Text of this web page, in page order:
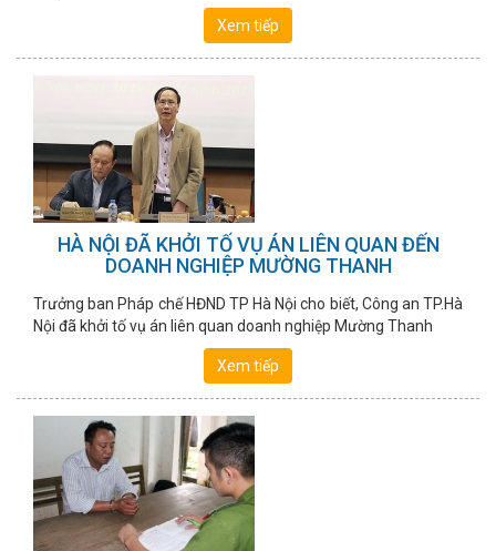
Xem tiếp
HÀ NỘI ĐÃ KHỞI TỐ VỤ ÁN LIÊN QUAN ĐẾN
DOANH NGHIỆP MƯỜNG THANH
Trưởng ban Pháp chế HĐND TP Hà Nội cho biết, Công an TP.Hà
Nội đã khởi tố vụ án liên quan doanh nghiệp Mường Thanh
Xem tiếp